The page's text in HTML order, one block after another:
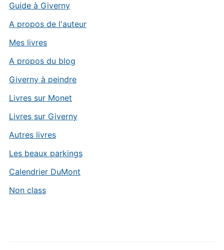
Guide à Giverny
A propos de l'auteur
Mes livres
A propos du blog
Giverny à peindre
Livres sur Monet
Livres sur Giverny
Autres livres
Les beaux parkings
Calendrier DuMont
Non class